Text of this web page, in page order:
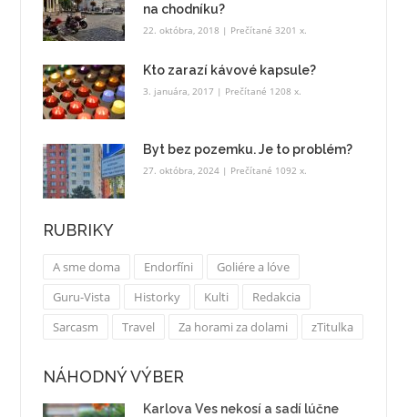
na chodníku?
22. októbra, 2018 | Prečítané 3201 x.
Kto zarazí kávové kapsule?
3. januára, 2017 | Prečítané 1208 x.
Byt bez pozemku. Je to problém?
27. októbra, 2024| Prečítané 1092 x.
RUBRIKY
A sme doma Endorfíni
Goliére a lóve
Guru-Vista
Historky Kulti
Redakcia
Sarcasm
Travel Za horami za dolami zTitulka
NÁHODNÝ VÝBER
Karlova Ves nekosí a sadí lúčne